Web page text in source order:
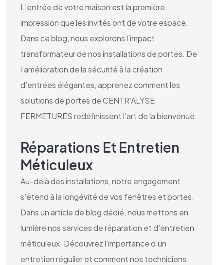
L’entrée de votre maison est la première
impression que les invités ont de votre espace.
Dans ce blog, nous explorons l’impact
transformateur de nos installations de portes. De
l’amélioration de la sécurité à la création
d’entrées élégantes, apprenez comment les
solutions de portes de CENTR’ALYSE
FERMETURES redéfinissent l’art de la bienvenue.
Réparations Et Entretien
Méticuleux
Au-delà des installations, notre engagement
s’étend à la longévité de vos fenêtres et portes.
Dans un article de blog dédié, nous mettons en
lumière nos services de réparation et d’entretien
méticuleux. Découvrez l’importance d’un
entretien régulier et comment nos techniciens